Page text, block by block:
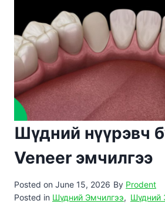
Шүдний нүүрэвч
Veneer эмчилгээ
Posted on June 15, 2026 By Prodent
Posted in Шүдний Эмчилгээ, Шүдний